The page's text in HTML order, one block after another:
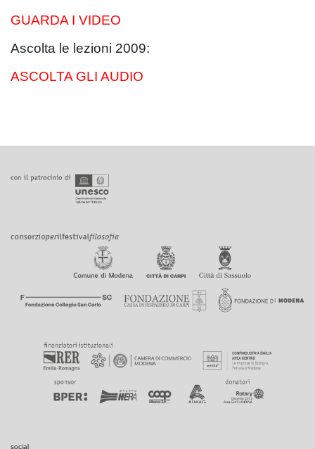
GUARDA I VIDEO
Ascolta le lezioni 2009:
ASCOLTA GLI AUDIO
social